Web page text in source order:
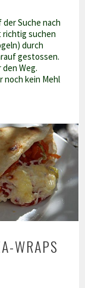
Suche nach
richtig suchen
durch
gestossen.
Weg.
noch kein Mehl
WRAPS